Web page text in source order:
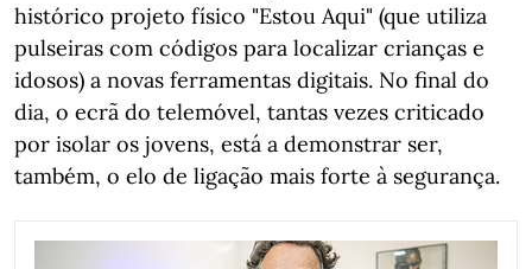
histórico projeto físico "Estou Aqui" (que utiliza
pulseiras com códigos para localizar crianças e
idosos) a novas ferramentas digitais. No final do
dia, o ecrã do telemóvel, tantas vezes criticado
por isolar os jovens, está a demonstrar ser,
também, o elo de ligação mais forte à segurança.